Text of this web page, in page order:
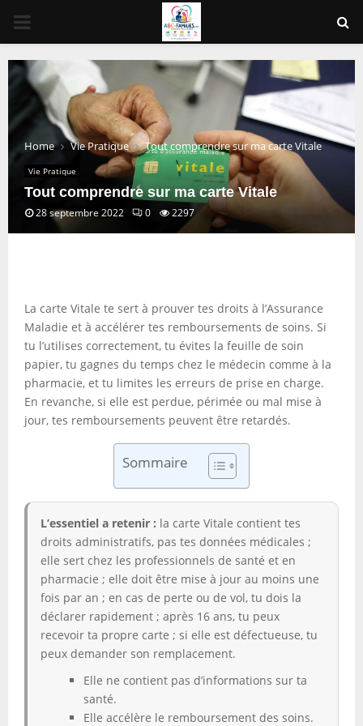
PRIMARY
MENU
Home Vie Pratique Tout comprendre sur ma carte Vitale
Vie Pratique
Tout comprendre sur ma carte Vitale
28 septembre 2022 0 2297
La carte Vitale te sert à prouver tes droits à l’Assurance
Maladie et à accélérer tes remboursements de soins. Si
tu l’utilises correctement, tu évites la feuille de soin
papier, tu gagnes du temps chez le médecin comme à la
pharmacie, et tu limites les erreurs de prise en charge.
En revanche, si elle est perdue, périmée ou mal mise à
jour, tes remboursements peuvent être retardés.
Sommaire
L’essentiel a retenir : la carte Vitale contient tes
droits administratifs, pas tes données médicales ;
elle sert chez les professionnels de santé et en
pharmacie ; elle doit être mise à jour au moins une
fois par an ; en cas de perte ou de vol, tu dois la
déclarer rapidement ; après 16 ans, tu peux
recevoir ta propre carte ; si elle est défectueuse, tu
peux demander son remplacement.
Elle ne contient pas d’informations sur ta
santé.
Elle accélère le remboursement des soins.